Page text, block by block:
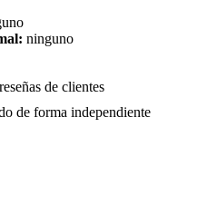
ninguno
de clientes
de forma independiente